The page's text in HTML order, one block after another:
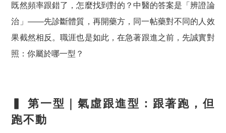
既然頻率跟錯了，怎麼找到對的？中醫的答案是「辨證論
治」——先診斷體質，再開藥方，同一帖藥對不同的人效
果截然相反。職涯也是如此，在急著跟進之前，先誠實對
照：你屬於哪一型？
▍ 第一型｜氣虛跟進型：跟著跑，但
跑不動